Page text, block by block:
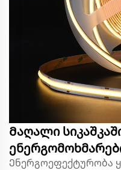
Მაღალი
Ენერგოეფექტურობა